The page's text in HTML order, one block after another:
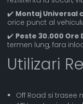
✔️ Montaj Universal
orice punct al
✔️ Peste 30.000
termen lung, fara
Utilizari
Off Road si